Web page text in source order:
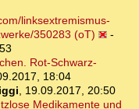
linksextremismus-
350283 (oT)
-
Rot-Schwarz-
18:04
, 19.09.2017, 20:50
Medikamente und